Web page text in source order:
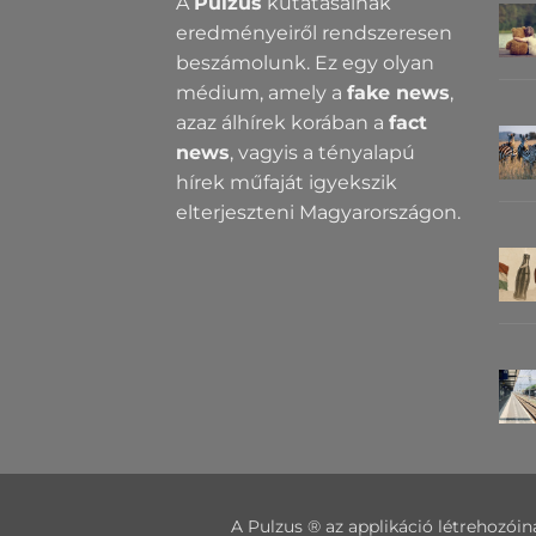
eredményeiről rendszeresen
beszámolunk. Ez egy olyan
médium, amely a fake news,
azaz álhírek korában a fact
news, vagyis a tényalapú
hírek műfaját igyekszik
elterjeszteni Magyarországon.
A Pulzus ® az applikáció